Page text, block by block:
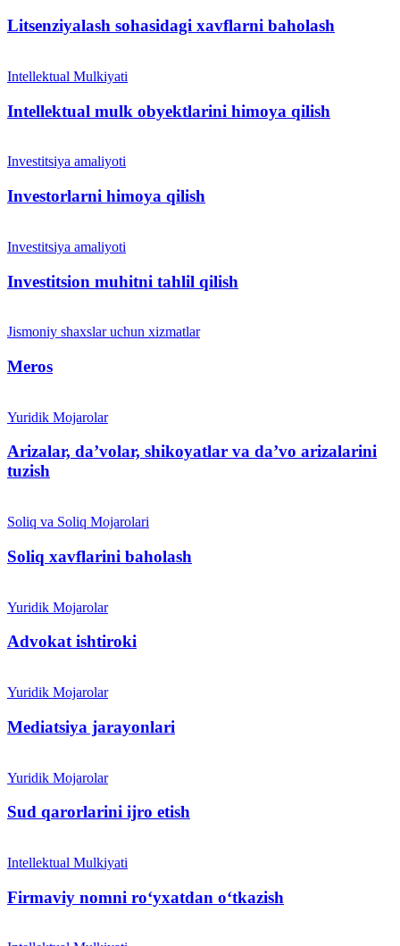
Litsenziyalash sohasidagi xavflarni baholash
Intellektual Mulkiyati
Intellektual mulk obyektlarini himoya qilish
Investitsiya amaliyoti
Investorlarni himoya qilish
Investitsiya amaliyoti
Investitsion muhitni tahlil qilish
Jismoniy shaxslar uchun xizmatlar
Meros
Yuridik Mojarolar
Arizalar, daʼvolar, shikoyatlar va daʼvo arizalarini
tuzish
Soliq va Soliq Mojarolari
Soliq xavflarini baholash
Yuridik Mojarolar
Advokat ishtiroki
Yuridik Mojarolar
Mediatsiya jarayonlari
Yuridik Mojarolar
Sud qarorlarini ijro etish
Intellektual Mulkiyati
Firmaviy nomni roʻyxatdan oʻtkazish